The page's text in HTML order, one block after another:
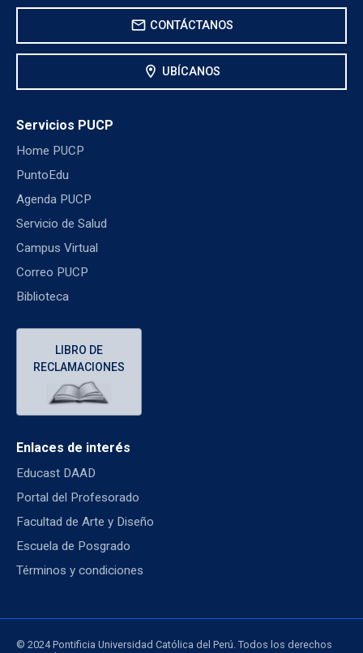
mail CONTÁCTANOS
location_on UBÍCANOS
Servicios PUCP
Home PUCP
PuntoEdu
Agenda PUCP
Servicio de Salud
Campus Virtual
Correo PUCP
Biblioteca
LIBRO DE
RECLAMACIONES
Enlaces de interés
Educast DAAD
Portal del Profesorado
Facultad de Arte y Diseño
Escuela de Posgrado
Términos y condiciones
© 2024 Pontificia Universidad Católica del Perú. Todos los derechos